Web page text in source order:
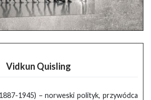
Vidkun Quisling
1945) – norweski polityk, przywódca